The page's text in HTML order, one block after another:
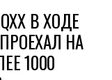
В ХОДЕ
НА
1000